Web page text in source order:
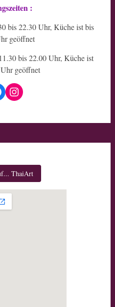
:
bis 22.30 Uhr, Küche ist bis
geöffnet
bis 22.00 Uhr, Küche ist
geöffnet
Instagram
ThaiArt